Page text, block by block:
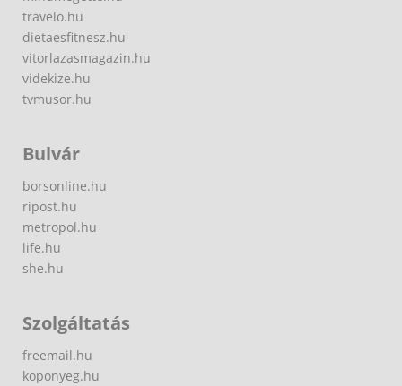
travelo.hu
dietaesfitnesz.hu
vitorlazasmagazin.hu
videkize.hu
tvmusor.hu
Bulvár
borsonline.hu
ripost.hu
metropol.hu
life.hu
she.hu
Szolgáltatás
freemail.hu
koponyeg.hu